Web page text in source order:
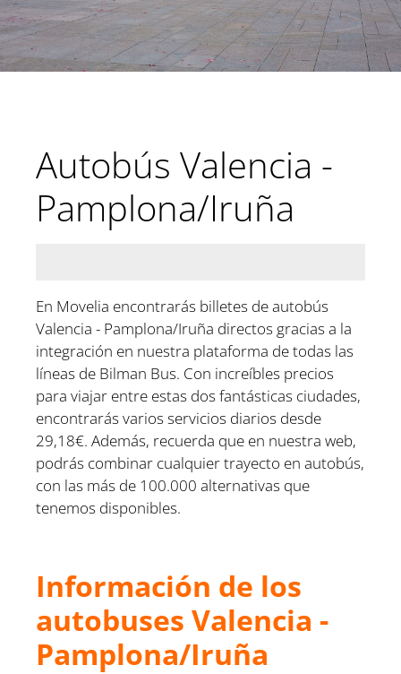
Autobús Valencia -
Pamplona/Iruña
En Movelia encontrarás billetes de autobús
Valencia - Pamplona/Iruña directos gracias a la
integración en nuestra plataforma de todas las
líneas de Bilman Bus. Con increíbles precios
para viajar entre estas dos fantásticas ciudades,
encontrarás varios servicios diarios desde
29,18€. Además, recuerda que en nuestra web,
podrás combinar cualquier trayecto en autobús,
con las más de 100.000 alternativas que
tenemos disponibles.
Información de los
autobuses Valencia -
Pamplona/Iruña